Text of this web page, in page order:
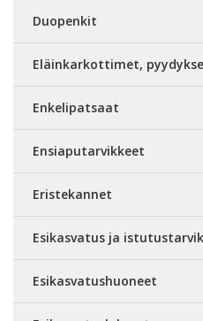
Duopenkit
Eläinkarkottimet,
Enkelipatsaat
Ensiaputarvikkeet
Eristekannet
Esikasvatus ja
Esikasvatushuoneet